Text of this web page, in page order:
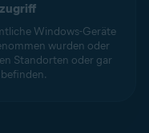
Windows-Geräte
wurden oder
Standorten oder gar